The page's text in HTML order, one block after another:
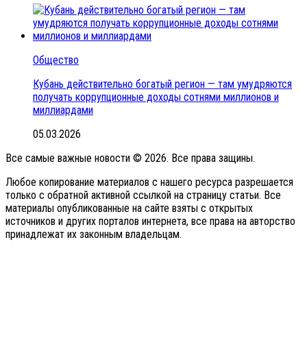
Общество
Кубань действительно богатый регион — там умудряются
получать коррупционные доходы сотнями миллионов и
миллиардами
05.03.2026
Все самые важные новости © 2026. Все права защины.
Любое копирование материалов с нашего ресурса разрешается
только с обратной активной ссылкой на страницу статьи. Все
материалы опубликованные на сайте взяты с открытых
источников и других порталов интернета, все права на авторство
принадлежат их законным владельцам.